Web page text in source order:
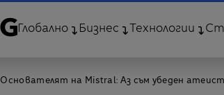
Глобално Бизнес Технологии
Основателят на Mistral: Аз съм убеден